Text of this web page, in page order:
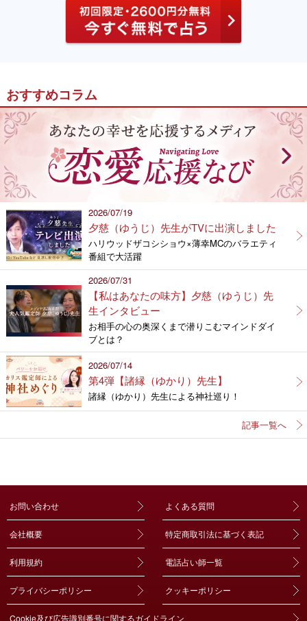
おすすめコラム
2026/07/19
夕慈（ゆうじ）先生がTVに出演しました
ハリウッドザコシショウ×薄幸MCのバラエティ
番組で大活躍
2026/07/31
【私はあなたの味方】夕慈（ゆうじ）先
生インタビュー
お相手の心の奥深くまで潜りこむマインドダイ
ブとは？
2026/07/14
第4弾【諸縁（ゆかり）先生】
諸縁（ゆかり）先生による神社巡り！
記事一覧へ
お問い合わせ よくある質問
会社概要 特定商取引法に基づく表記
利用規約 電話占い師一覧
プライバシーポリシー クッキーポリシー
Cookie及び広告識別番号に関するガイドライン